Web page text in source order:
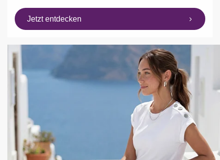
Jetzt entdecken